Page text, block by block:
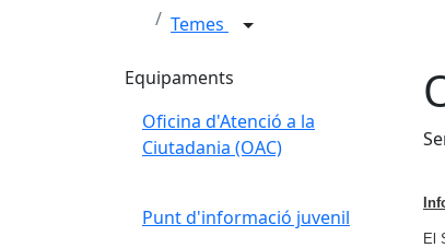
Temes
Equipaments
Oficina d'Atenció a la
Ciutadania (OAC)
Punt d'informació juvenil
El